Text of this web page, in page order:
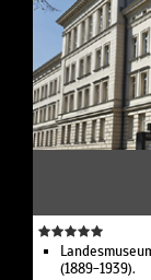
(1889-1939).